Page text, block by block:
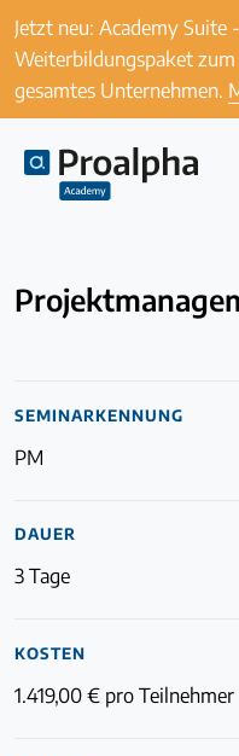
Jetzt neu: Academy Suite
Weiterbildungspaket
gesamtes Unternehmen.
Login
SEMINARKENNUNG
PM
DAUER
3 Tage
KOSTEN
1.419,00 € pro Teilnehmer